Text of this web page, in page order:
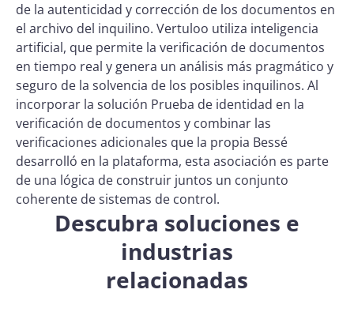
de la autenticidad y corrección de los documentos en
el archivo del inquilino. Vertuloo utiliza inteligencia
artificial, que permite la verificación de documentos
en tiempo real y genera un análisis más pragmático y
seguro de la solvencia de los posibles inquilinos. Al
incorporar la solución Prueba de identidad en la
verificación de documentos y combinar las
verificaciones adicionales que la propia Bessé
desarrolló en la plataforma, esta asociación es parte
de una lógica de construir juntos un conjunto
coherente de sistemas de control.
Descubra soluciones e
industrias
relacionadas